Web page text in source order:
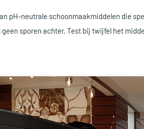
pH-neutrale schoonmaakmiddelen die
sporen achter. Test bij twijfel het